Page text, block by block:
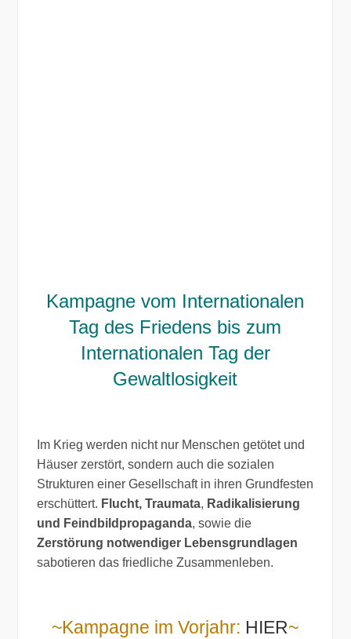
Kampagne vom Internationalen
Tag des Friedens bis zum
Internationalen Tag der
Gewaltlosigkeit
Im Krieg werden nicht nur Menschen getötet und
Häuser zerstört, sondern auch die sozialen
Strukturen einer Gesellschaft in ihren Grundfesten
erschüttert. Flucht, Traumata, Radikalisierung
und Feindbildpropaganda, sowie die
Zerstörung notwendiger Lebensgrundlagen
sabotieren das friedliche Zusammenleben.
~Kampagne im Vorjahr: HIER~